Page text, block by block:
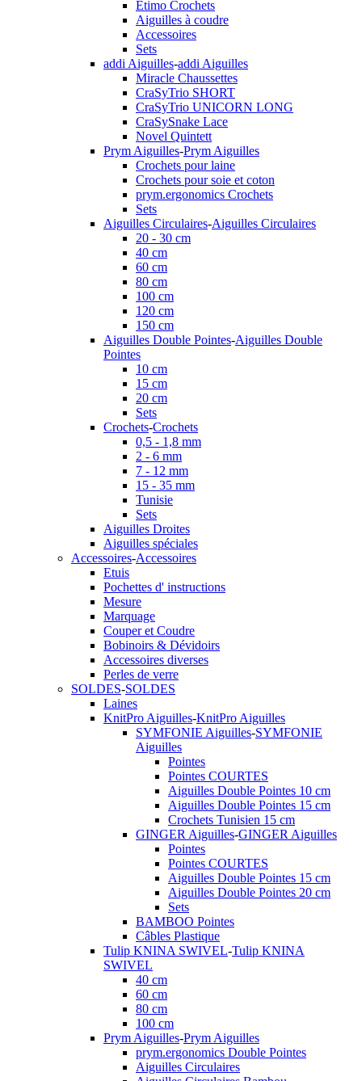
Etimo Crochets
Aiguilles à coudre
Accessoires
Sets
addi Aiguilles-addi Aiguilles
Miracle Chaussettes
CraSyTrio SHORT
CraSyTrio UNICORN LONG
CraSySnake Lace
Novel Quintett
Prym Aiguilles-Prym Aiguilles
Crochets pour laine
Crochets pour soie et coton
prym.ergonomics Crochets
Sets
Aiguilles Circulaires-Aiguilles Circulaires
20 - 30 cm
40 cm
60 cm
80 cm
100 cm
120 cm
150 cm
Aiguilles Double Pointes-Aiguilles Double
Pointes
10 cm
15 cm
20 cm
Sets
Crochets-Crochets
0,5 - 1,8 mm
2 - 6 mm
7 - 12 mm
15 - 35 mm
Tunisie
Sets
Aiguilles Droites
Aiguilles spéciales
Accessoires-Accessoires
Etuis
Pochettes d' instructions
Mesure
Marquage
Couper et Coudre
Bobinoirs & Dévidoirs
Accessoires diverses
Perles de verre
SOLDES-SOLDES
Laines
KnitPro Aiguilles-KnitPro Aiguilles
SYMFONIE Aiguilles-SYMFONIE
Aiguilles
Pointes
Pointes COURTES
Aiguilles Double Pointes 10 cm
Aiguilles Double Pointes 15 cm
Crochets Tunisien 15 cm
GINGER Aiguilles-GINGER Aiguilles
Pointes
Pointes COURTES
Aiguilles Double Pointes 15 cm
Aiguilles Double Pointes 20 cm
Sets
BAMBOO Pointes
Câbles Plastique
Tulip KNINA SWIVEL-Tulip KNINA
SWIVEL
40 cm
60 cm
80 cm
100 cm
Prym Aiguilles-Prym Aiguilles
prym.ergonomics Double Pointes
Aiguilles Circulaires